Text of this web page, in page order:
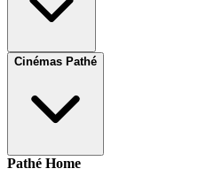
Cinémas Pathé
Pathé Home